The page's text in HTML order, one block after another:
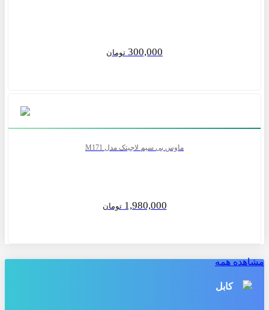
300,000 تومان
ماوس بی سیم لاجیتک مدل M171
1,980,000 تومان
مشاهده همه
کابل